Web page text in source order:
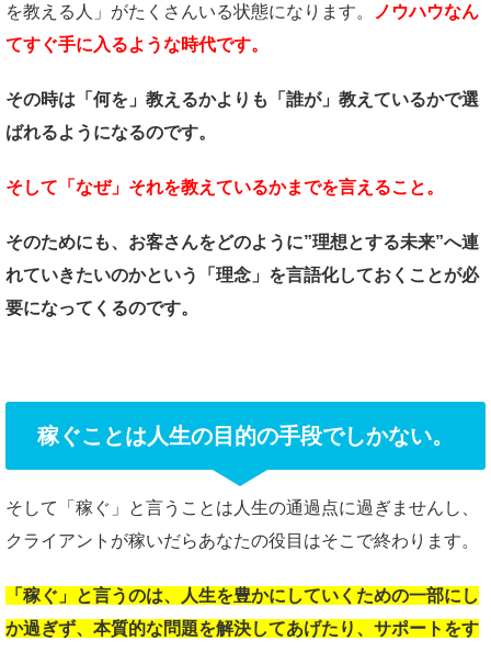
を教える人」がたくさんいる状態になります。
ノウハウなん
てすぐ手に入るような時代です。
その時は「何を」教えるかよりも 「誰が」教えているかで選
ばれるようになるのです。
そして「なぜ」それを教えているかまでを言えること。
そのためにも、お客さんをどのように”理想とする未来”へ連
れていきたいのかという
「理念」を言語化しておくことが必
要になってくるのです。
稼ぐことは人生の目的の手段でしかない。
そして「稼ぐ」と言うことは人生の通過点に過ぎませんし、
クライアントが稼いだらあなたの役目はそこで終わります。
「稼ぐ」と言うのは、 人生を豊かにしていくための一部にし
か過ぎず、 本質的な問題を解決してあげたり、 サポートをす